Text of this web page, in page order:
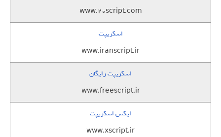
www.20script.com
اسکریپت
www.iranscript.ir
اسکریپت رایگان
www.freescript.ir
ایکس اسکریپت
www.xscript.ir